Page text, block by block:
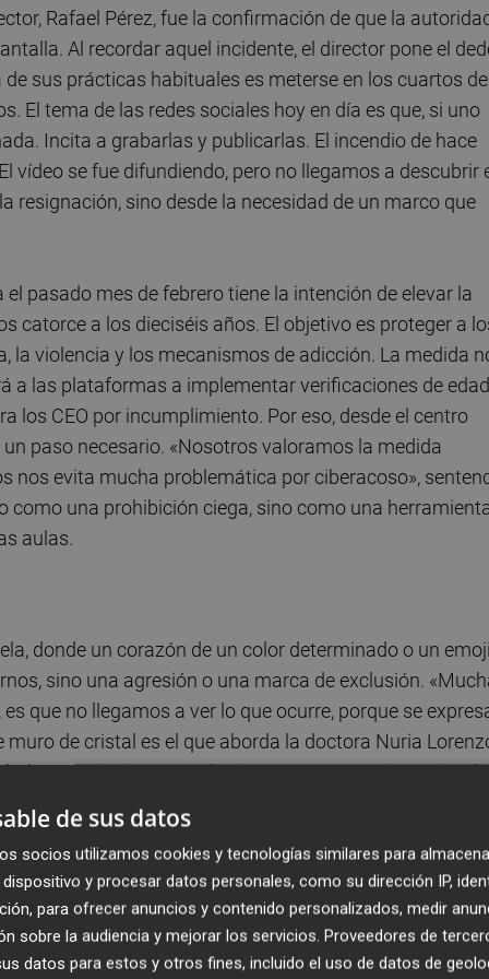
Rafael Pérez, fue la confirmación de que la
Al recordar aquel incidente, el director pone el
sus prácticas habituales es meterse en los cuartos de
El tema de las redes sociales hoy en día es que, si uno
Incita a grabarlas y publicarlas. El incendio de hace
vídeo se fue difundiendo, pero no llegamos a descubrir
resignación, sino desde la necesidad de un marco que
pasado mes de febrero tiene la intención de elevar la
catorce a los dieciséis años. El objetivo es proteger a
la violencia y los mecanismos de adicción. La medida
a las plataformas a implementar verificaciones de edad
los CEO por incumplimiento. Por eso, desde el centro
paso necesario. «Nosotros valoramos la medida
nos evita mucha problemática por ciberacoso»,
como una prohibición ciega, sino como una
aulas.
donde un corazón de un color determinado o un emoji
sino una agresión o una marca de exclusión.
que no llegamos a ver lo que ocurre, porque se
de cristal es el que aborda la doctora Nuria
comunicativa. Catedrática en Swansea e
en los datos más crudos de la interacción digital. Su
directa con las fuerzas de la ley en el Reino
entender cómo los agresores moldean el
esa invisibilidad ante el ojo adulto. «Los
de esa colaboración con la policía y los tratamos
de sus datos
socios utilizamos cookies y tecnologías similares para
y procesar datos personales, como su dirección IP,
para ofrecer anuncios y contenido personalizados, medir
sobre la audiencia y mejorar los servicios. Proveedores de
datos para estos y otros fines, incluido el uso de datos de